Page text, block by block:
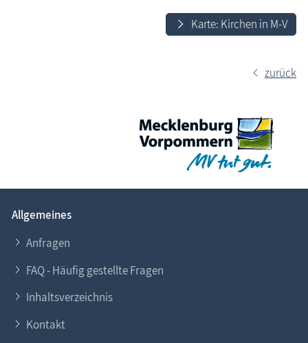
Karte: Kirchen in M-V
zurück
Allgemeines
Anfragen
FAQ - Häufig gestellte Fragen
Inhaltsverzeichnis
Kontakt